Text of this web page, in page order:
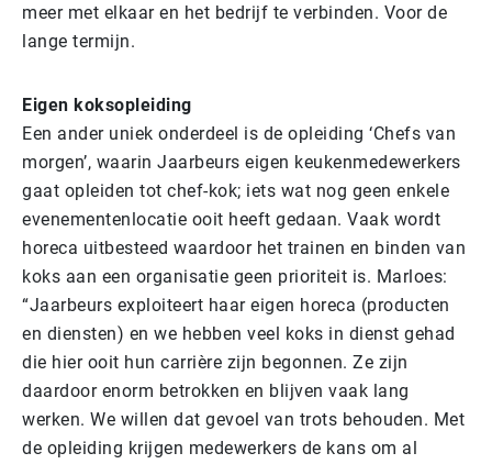
meer met elkaar en het bedrijf te verbinden. Voor de
lange termijn.
Eigen koksopleiding
Een ander uniek onderdeel is de opleiding ‘Chefs van
morgen’, waarin Jaarbeurs eigen keukenmedewerkers
gaat opleiden tot chef-kok; iets wat nog geen enkele
evenementenlocatie ooit heeft gedaan. Vaak wordt
horeca uitbesteed waardoor het trainen en binden van
koks aan een organisatie geen prioriteit is. Marloes:
“Jaarbeurs exploiteert haar eigen horeca (producten
en diensten) en we hebben veel koks in dienst gehad
die hier ooit hun carrière zijn begonnen. Ze zijn
daardoor enorm betrokken en blijven vaak lang
werken. We willen dat gevoel van trots behouden. Met
de opleiding krijgen medewerkers de kans om al